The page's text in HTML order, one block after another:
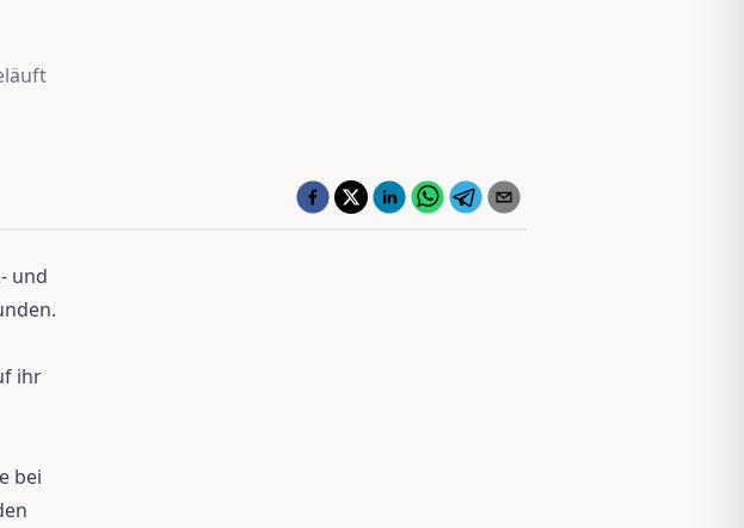
und
ihr
bei